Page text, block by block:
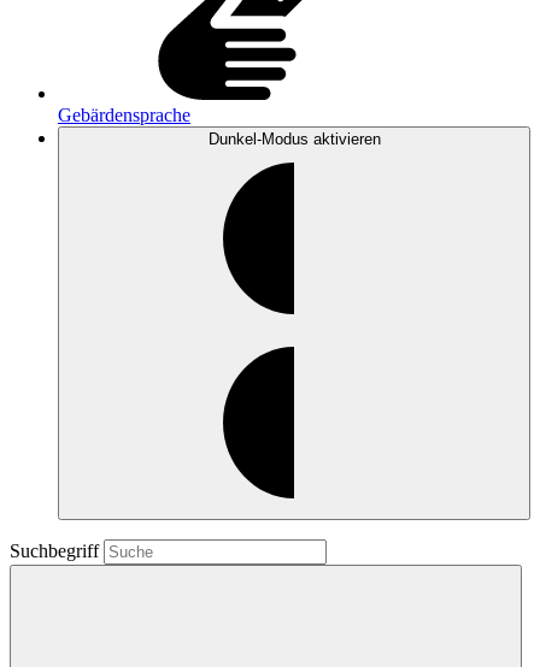
Gebärdensprache
Dunkel-Modus aktivieren
Suchbegriff